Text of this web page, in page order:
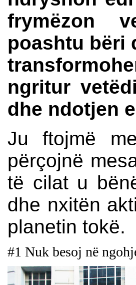
frymëzon
poashtu bëri
ngritur
dhe ndotjen
Ju ftojmë
përçojnë
të cilat u
dhe nxitën
planetin tokë.
#1 Nuk besoj në